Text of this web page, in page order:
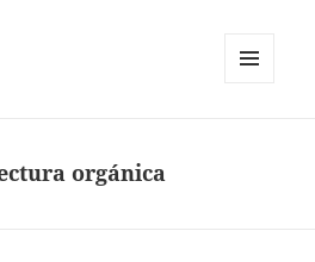
orgánica